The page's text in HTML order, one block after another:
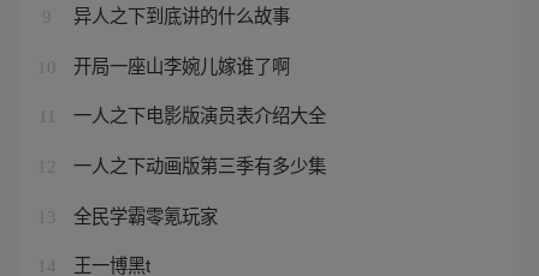
9 异人之下到底讲的什么故事
10 开局一座山李婉儿嫁谁了啊
一人之下电影版演员表介绍大全
12 一人之下动画版第三季有多少集
13 全民学霸零氪玩家
14 王一博黑t